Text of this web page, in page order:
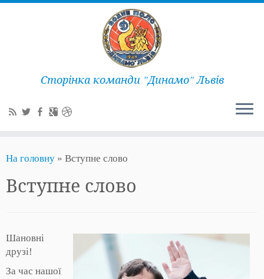
Сторінка команди "Динамо" Львів
На головну » Вступне слово
Вступне слово
Шановні
друзі!
За час нашої